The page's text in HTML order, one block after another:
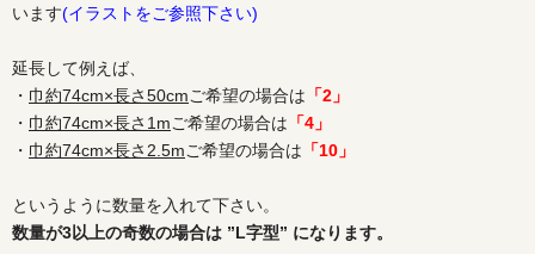
います(イラストをご参照下さい)
延長して例えば、
・ 巾約74cm×長さ50cmご希望の場合は 「2」
・ 巾約74cm×長さ1mご希望の場合は 「4」
・ 巾約74cm×長さ2.5mご希望の場合は 「10」
というように数量を入れて下さい。
数量が3以上の奇数の場合は ”L字型” になります。